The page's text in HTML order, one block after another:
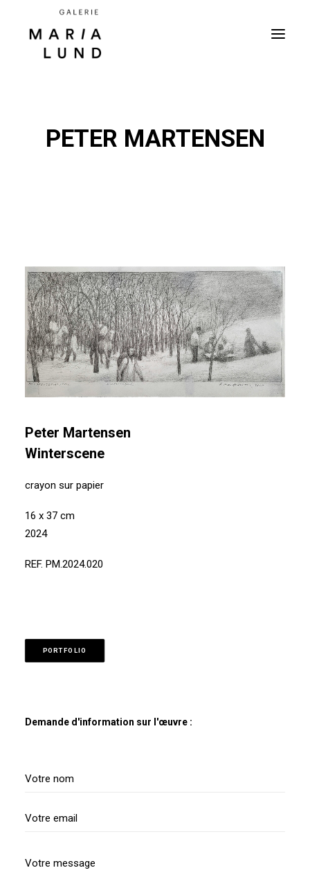
PETER MARTENSEN
Peter Martensen
Winterscene
crayon sur papier
16 x 37 cm
2024
REF. PM.2024.020
PORTFOLIO
Demande d'information sur l'œuvre :